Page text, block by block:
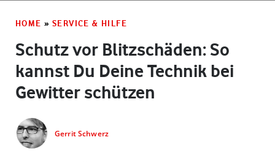
HOME » SERVICE & HILFE
Schutz vor Blitzschäden: So
kannst Du Deine Technik bei
Gewitter schützen
Gerrit Schwerz